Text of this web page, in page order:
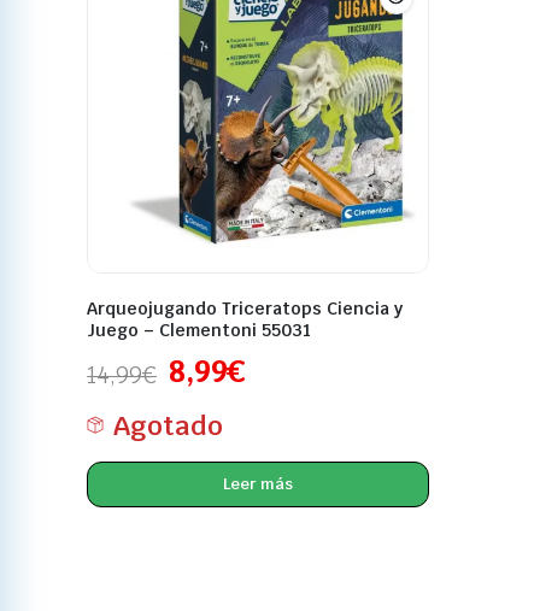
Arqueojugando Triceratops Ciencia y
Juego – Clementoni 55031
14,99€ 8,99€
Agotado
Leer más